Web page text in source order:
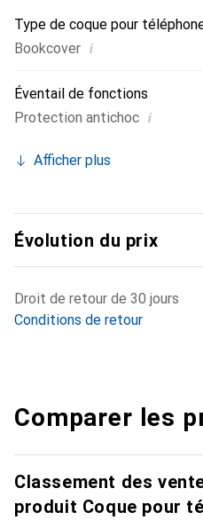
Type de coque pour
Bookcover i
Éventail de fonctions
Protection antichoc i
Afficher plus
Évolution du prix
Droit de retour de 30 jours
Conditions de retour
Comparer les
Classement des
produit Coque pour